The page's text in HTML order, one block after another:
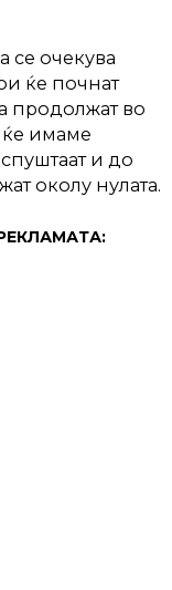
се очекува
ќе почнат
продолжат во
имаме
и до
околу нулата.